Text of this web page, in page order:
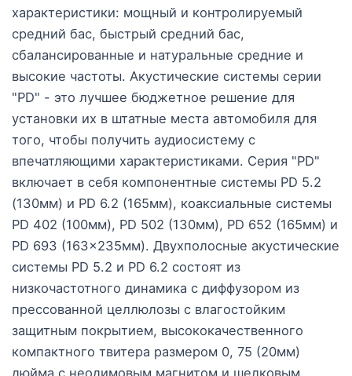
характеристики: мощный и контролируемый
средний бас, быстрый средний бас,
сбалансированные и натуральные средние и
высокие частоты. Акустические системы серии
"PD" - это лучшее бюджетное решение для
установки их в штатные места автомобиля для
того, чтобы получить аудиосистему с
впечатляющими характеристиками. Серия "PD"
включает в себя компонентные системы PD 5.2
(130мм) и PD 6.2 (165мм), коаксиальные системы
PD 402 (100мм), PD 502 (130мм), PD 652 (165мм) и
PD 693 (163x235мм). Двухполосные акустические
системы PD 5.2 и PD 6.2 состоят из
низкочастотного динамика с диффузором из
прессованной целлюлозы с влагостойким
защитным покрытием, высококачественного
компактного твитера размером 0, 75 (20мм)
дюйма с неодимовым магнитом и шелковым